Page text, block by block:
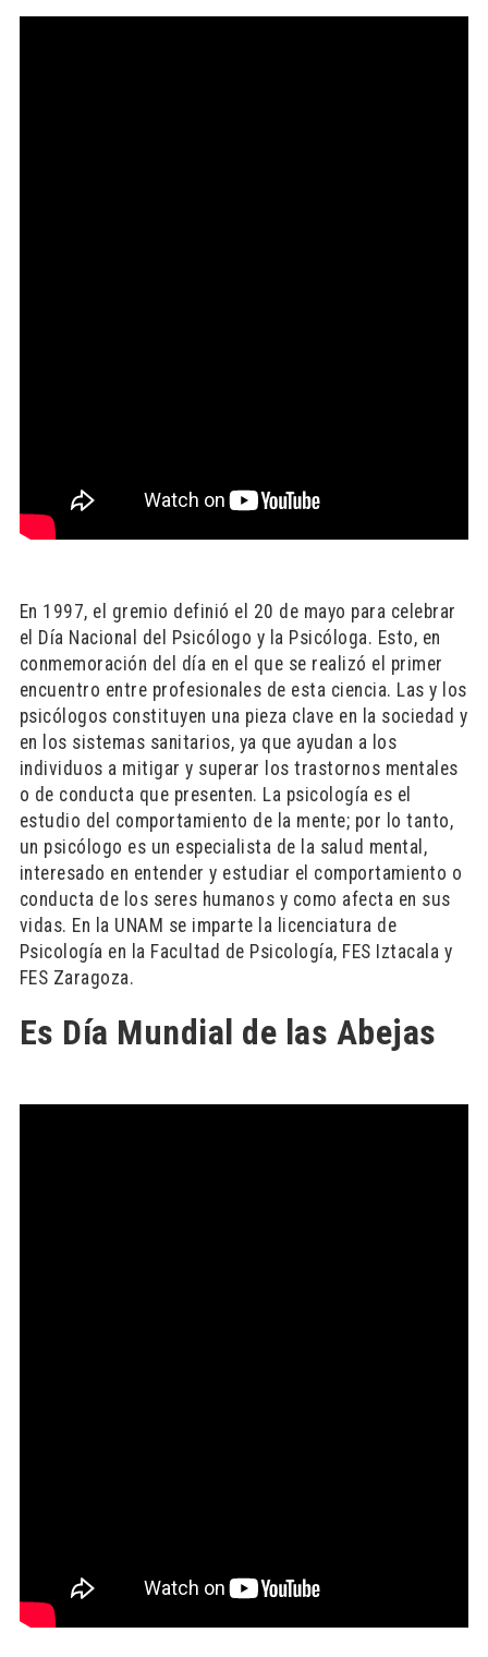
En 1997, el gremio definió el 20 de mayo para celebrar
el Día Nacional del Psicólogo y la Psicóloga. Esto, en
conmemoración del día en el que se realizó el primer
encuentro entre profesionales de esta ciencia. Las y los
psicólogos constituyen una pieza clave en la sociedad y
en los sistemas sanitarios, ya que ayudan a los
individuos a mitigar y superar los trastornos mentales
o de conducta que presenten. La psicología es el
estudio del comportamiento de la mente; por lo tanto,
un psicólogo es un especialista de la salud mental,
interesado en entender y estudiar el comportamiento o
conducta de los seres humanos y como afecta en sus
vidas. En la UNAM se imparte la licenciatura de
Psicología en la Facultad de Psicología, FES Iztacala y
FES Zaragoza.
Es Día Mundial de las Abejas